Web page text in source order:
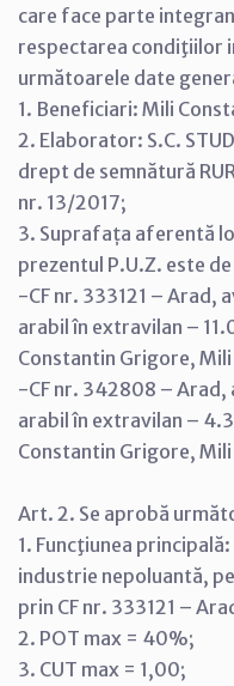
care face parte
respectarea condiţiilor
următoarele date
1. Beneficiari: Mili
2. Elaborator: S.C.
drept de semnătură
nr. 13/2017;
3. Suprafața aferentă
prezentul P.U.Z. este
-CF nr. 333121 – Arad,
arabil în extravilan –
Constantin Grigore,
-CF nr. 342808 –
arabil în extravilan –
Constantin Grigore,
Art. 2. Se aprobă
1. Funcţiunea
industrie nepoluantă,
prin CF nr. 333121 –
2. POT max = 40%;
3. CUT max = 1,00;